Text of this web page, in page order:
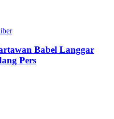
Babel Langgar
Pers